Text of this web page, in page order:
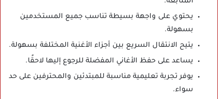
المتابعة.
يحتوي على واجهة بسيطة تناسب جميع المستخدمين
بسهولة.
يتيح الانتقال السريع بين أجزاء الأغنية المختلفة بسهولة.
يساعد على حفظ الأغاني المفضلة للرجوع إليها لاحقًا.
يوفر تجربة تعليمية مناسبة للمبتدئين والمحترفين على حد
سواء.